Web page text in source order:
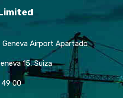
Geneva Airport Apartado
15, Suiza
49 00